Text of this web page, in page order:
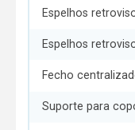
Espelhos
Espelhos
Fecho
Suporte para